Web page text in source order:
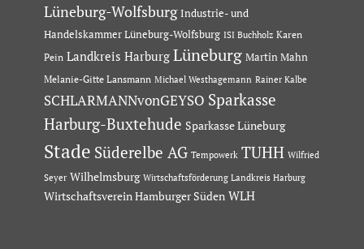
Lüneburg-Wolfsburg Industrie- und
Handelskammer Lüneburg-Wolfsburg ISI Buchholz Karen
Pein Landkreis Harburg Lüneburg Martin Mahn
Melanie-Gitte Lansmann Michael Westhagemann Rainer Kalbe
SCHLARMANNvonGEYSO Sparkasse
Harburg-Buxtehude Sparkasse Lüneburg
Stade Süderelbe AG Tempowerk TUHH Wilfried
Seyer Wilhelmsburg Wirtschaftsförderung Landkreis Harburg
Wirtschaftsverein Hamburger Süden WLH